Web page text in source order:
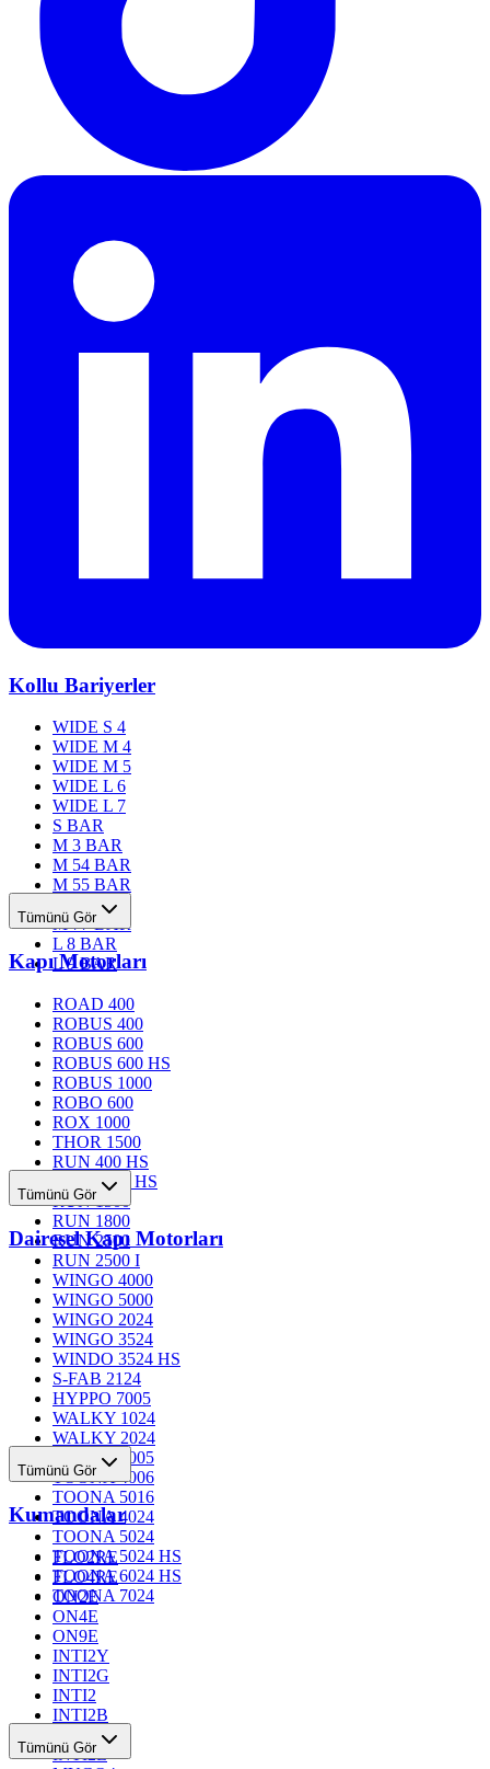
Kollu Bariyerler
WIDE S 4
WIDE M 4
WIDE M 5
WIDE L 6
WIDE L 7
S BAR
M 3 BAR
M 54 BAR
M 55 BAR
M 76 BAR
M 77 BAR
L 8 BAR
L 9 BAR
Tümünü Gör
Kapı Motorları
ROAD 400
ROBUS 400
ROBUS 600
ROBUS 600 HS
ROBUS 1000
ROBO 600
ROX 1000
THOR 1500
RUN 400 HS
RUN 1200 HS
RUN 1500
RUN 1800
RUN 2500
RUN 2500 I
Tümünü Gör
Dairesel Kapı Motorları
WINGO 4000
WINGO 5000
WINGO 2024
WINGO 3524
WINDO 3524 HS
S-FAB 2124
HYPPO 7005
WALKY 1024
WALKY 2024
TOONA 4005
TOONA 4006
TOONA 5016
TOONA 4024
TOONA 5024
TOONA 5024 HS
TOONA 6024 HS
TOONA 7024
Tümünü Gör
Kumandalar
FLO2RE
FLO4RE
ON2E
ON4E
ON9E
INTI2Y
INTI2G
INTI2
INTI2B
INTI2R
INTI2L
Tümünü Gör